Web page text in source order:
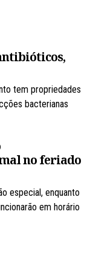
tem propriedades
bacterianas
no feriado
especial, enquanto
em horário